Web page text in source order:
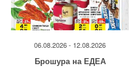
06.08.2026 - 12.08.2026
Брошура на ЕДЕА